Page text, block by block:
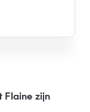
Flaine zijn